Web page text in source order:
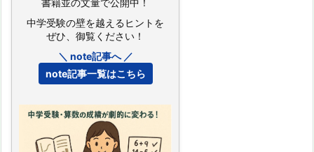
書籍並の文量で公開中！
中学受験の壁を越えるヒントを
ぜひ、御覧ください！
＼ note記事へ ／
note記事一覧はこちら